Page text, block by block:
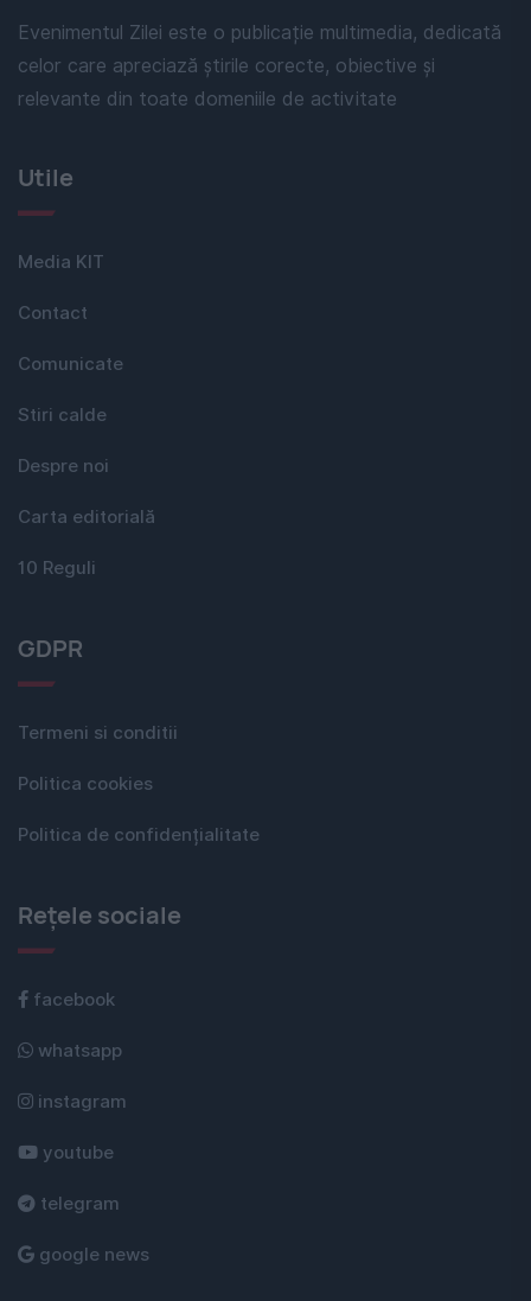
Evenimentul Zilei este o publicație multimedia, dedicată
celor care apreciază știrile corecte, obiective și
relevante din toate domeniile de activitate
Utile
Media KIT
Contact
Comunicate
Stiri calde
Despre noi
Carta editorială
10 Reguli
GDPR
Termeni si conditii
Politica cookies
Politica de confidențialitate
Rețele sociale
facebook
whatsapp
instagram
youtube
telegram
google news